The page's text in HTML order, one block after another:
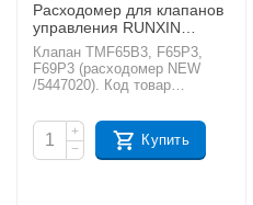
Расходомер для клапанов
управления RUNXIN
TMF65В3, TMF65P3,
TMF69P3
Клапан TMF65В3, F65P3,
F69P3 (расходомер NEW
/5447020). Код товар
+
−
Купить